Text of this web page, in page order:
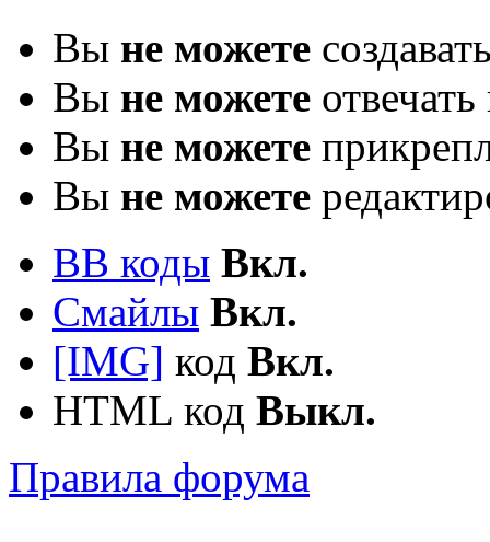
Вы не можете
Вы не можете
Вы не можете
Вы не можете
BB коды Вкл.
Смайлы Вкл.
[IMG] код Вкл.
HTML код Выкл.
Правила форума